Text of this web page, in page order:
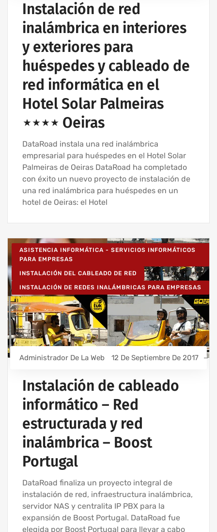
Instalación de red
inalámbrica en interiores
y exteriores para
huéspedes y cableado de
red informática en el
Hotel Solar Palmeiras
⋆⋆⋆⋆ Oeiras
DataRoad instala una red inalámbrica
empresarial para huéspedes en el Hotel Solar
Palmeiras de Oeiras DataRoad ha completado
con éxito un nuevo proyecto de instalación de
una red inalámbrica para huéspedes en un
hotel de Oeiras: el Hotel
ASISTENCIA INFORMÁTICA - SERVICIOS INFORMÁTICOS
PARA EMPRESAS
INSTALACIÓN DEL CABLEADO DE RED
INSTALACIÓN DE REDES INALÁMBRICAS PARA EMPRESAS
Administrador De La Web 12 De Septiembre De 2017
Instalación de cableado
informático – Red
estructurada y red
inalámbrica – Boost
Portugal
DataRoad finaliza un proyecto integral de
instalación de red, infraestructura inalámbrica,
servidor NAS y centralita IP PBX para la
expansión de Boost Portugal. DataRoad fue
elegida por Boost Portugal para llevar a cabo